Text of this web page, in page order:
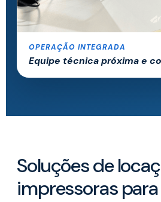
OPERAÇÃO INTEGRADA
Equipe técnica próxima e
Soluções de
impressoras